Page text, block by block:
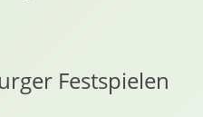
Festspielen